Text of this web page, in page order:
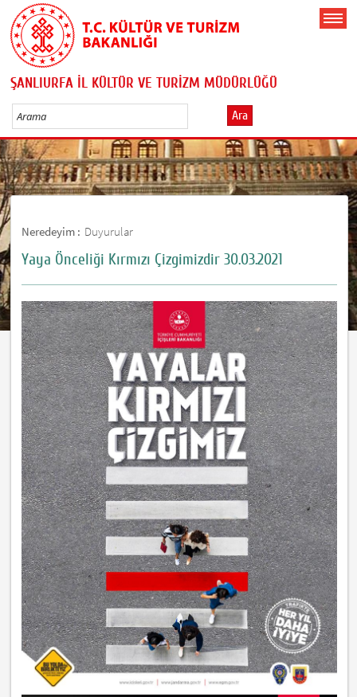
ŞANLIURFA İL KÜLTÜR VE TURİZM MÜDÜRLÜĞÜ
Ara
Neredeyim : Duyurular
Yaya Önceliği Kırmızı Çizgimizdir 30.03.2021